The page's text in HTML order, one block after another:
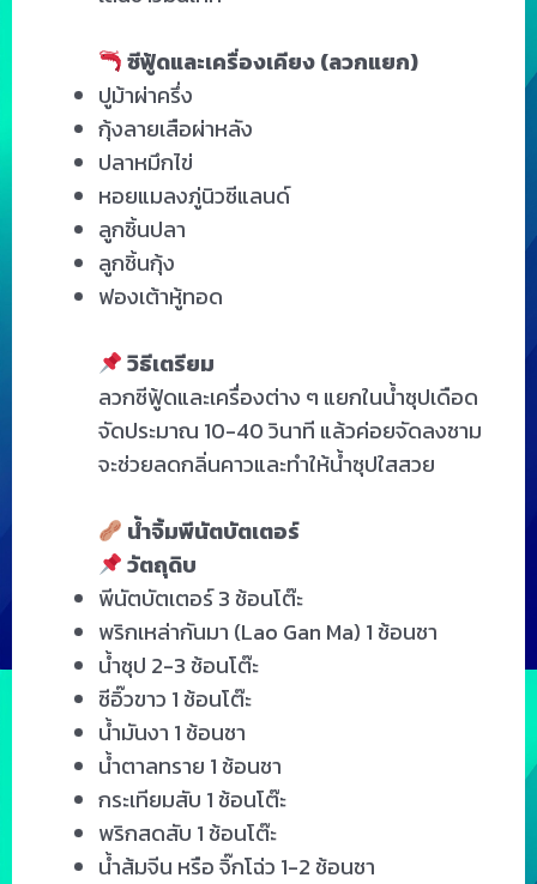
ซีฟู้ดและเครื่องเคียง (ลวกแยก)
ปูม้าผ่าครึ่ง
กุ้งลายเสือผ่าหลัง
ปลาหมึกไข่
หอยแมลงภู่นิวซีแลนด์
ลูกชิ้นปลา
ลูกชิ้นกุ้ง
ฟองเต้าหู้ทอด
วิธีเตรียม
ลวกซีฟู้ดและเครื่องต่าง ๆ แยกในน้ำซุปเดือด
จัดประมาณ 10-40 วินาที แล้วค่อยจัดลงชาม
จะช่วยลดกลิ่นคาวและทำให้น้ำซุปใสสวย
น้ำจิ้มพีนัตบัตเตอร์
วัตถุดิบ
พีนัตบัตเตอร์ 3 ช้อนโต๊ะ
พริกเหล่ากันมา (Lao Gan Ma) 1 ช้อนชา
น้ำซุป 2-3 ช้อนโต๊ะ
ซีอิ๊วขาว 1 ช้อนโต๊ะ
น้ำมันงา 1 ช้อนชา
น้ำตาลทราย 1 ช้อนชา
กระเทียมสับ 1 ช้อนโต๊ะ
พริกสดสับ 1 ช้อนโต๊ะ
น้ำส้มจีน หรือ จิ๊กโฉ่ว 1-2 ช้อนชา